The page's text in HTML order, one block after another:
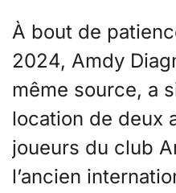
À bout de
2024, Amdy
même source, a
location de deux
joueurs du club
l’ancien